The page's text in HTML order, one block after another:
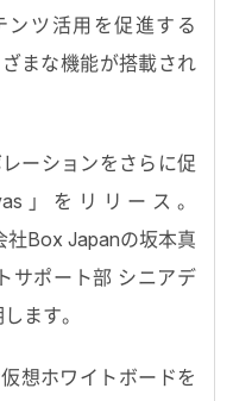
ツ活用を促進する
まな機能が搭載され
ーションをさらに促
」をリリース。
Box Japanの坂本真
サポート部 シニアデ
ます。
想ホワイトボードを